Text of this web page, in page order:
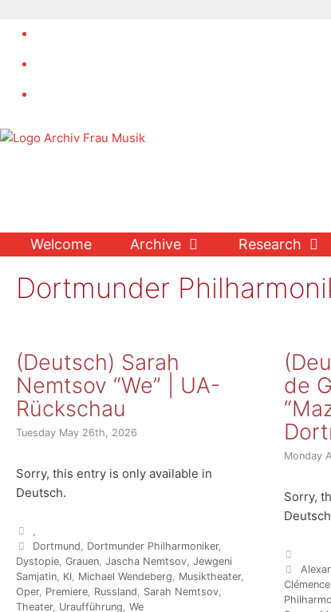
Welcome Archive Research
Dortmunder
(Deutsch) Sarah
Nemtsov “We” | UA-
Rückschau
Tuesday May 26th, 2026
Sorry, this entry is only available in
Deutsch.
Tags
Dortmund Dortmunder Philharmoniker,
Dystopie Grauen Jascha Nemtsov Jewgeni
Samjatin KI Michael Wendeberg Musiktheater,
Oper, Premiere Russland Sarah Nemtsov
Theater, Uraufführung We
de
Monday
Sorry,
Tags